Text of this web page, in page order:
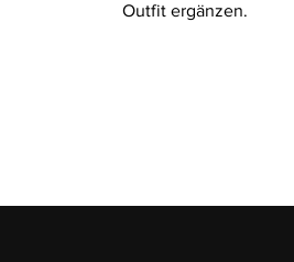
Outfit ergänzen.